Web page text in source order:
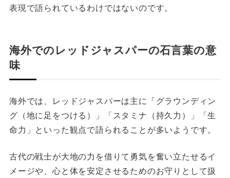
表現で語られているわけではないのです。
海外でのレッドジャスパーの石言葉の意
味
海外では、レッドジャスパーは主に「グラウンディン
グ（地に足をつける）」「スタミナ（持久力）」「生
命力」といった観点で語られることが多いようです。
古代の戦士が大地の力を借りて勇気を奮い立たせるイ
メージや、心と体を安定させるためのお守りとして扱